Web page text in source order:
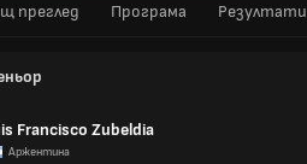
преглед Програма Резултати
Francisco Zubeldia
Аржентина